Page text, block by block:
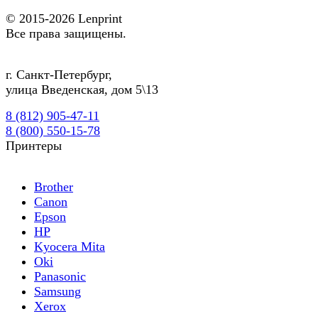
© 2015-2026 Lenprint
Все права защищены.
г. Санкт-Петербург,
улица Введенская, дом 5\13
8 (812) 905-47-11
8 (800) 550-15-78
Принтеры
Brother
Canon
Epson
HP
Kyocera Mita
Oki
Panasonic
Samsung
Xerox